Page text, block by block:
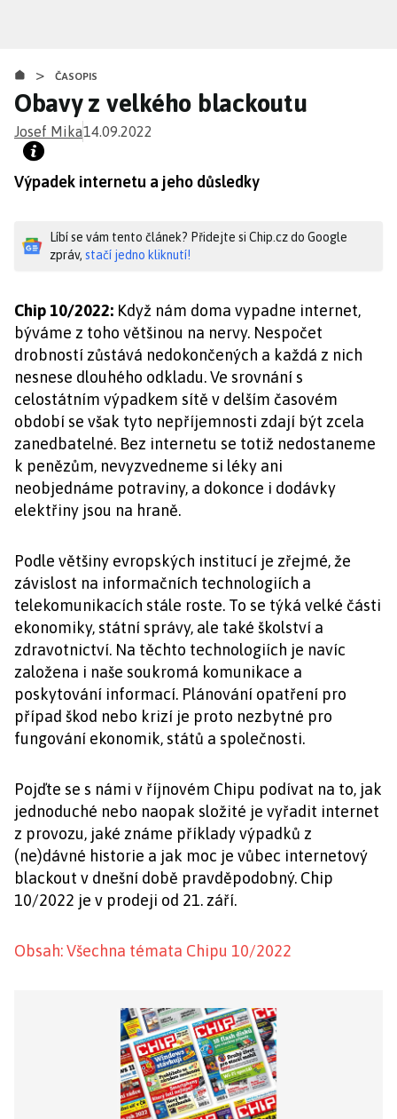
obsahu
> ČASOPIS
Obavy z velkého blackoutu
Josef Mika14.09.2022
Výpadek internetu a jeho důsledky
Líbí se vám tento článek? Přidejte si Chip.cz do Google
zpráv, stačí jedno kliknutí!
Chip 10/2022: Když nám doma vypadne internet,
býváme z toho většinou na nervy. Nespočet
drobností zůstává nedokončených a každá z nich
nesnese dlouhého odkladu. Ve srovnání s
celostátním výpadkem sítě v delším časovém
období se však tyto nepříjemnosti zdají být zcela
zanedbatelné. Bez internetu se totiž nedostaneme
k penězům, nevyzvedneme si léky ani
neobjednáme potraviny, a dokonce i dodávky
elektřiny jsou na hraně.
Podle většiny evropských institucí je zřejmé, že
závislost na informačních technologiích a
telekomunikacích stále roste. To se týká velké části
ekonomiky, státní správy, ale také školství a
zdravotnictví. Na těchto technologiích je navíc
založena i naše soukromá komunikace a
poskytování informací. Plánování opatření pro
případ škod nebo krizí je proto nezbytné pro
fungování ekonomik, států a společnosti.
Pojďte se s námi v říjnovém Chipu podívat na to, jak
jednoduché nebo naopak složité je vyřadit internet
z provozu, jaké známe příklady výpadků z
(ne)dávné historie a jak moc je vůbec internetový
blackout v dnešní době pravděpodobný. Chip
10/2022 je v prodeji od 21. září.
Obsah: Všechna témata Chipu 10/2022